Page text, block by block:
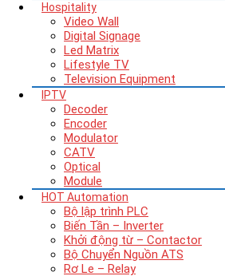
Hospitality
Video Wall
Digital Signage
Led Matrix
Lifestyle TV
Television Equipment
IPTV
Decoder
Encoder
Modulator
CATV
Optical
Module
HOT Automation
Bộ lập trình PLC
Biến Tần – Inverter
Khởi động từ – Contactor
Bộ Chuyển Nguồn ATS
Rơ Le – Relay